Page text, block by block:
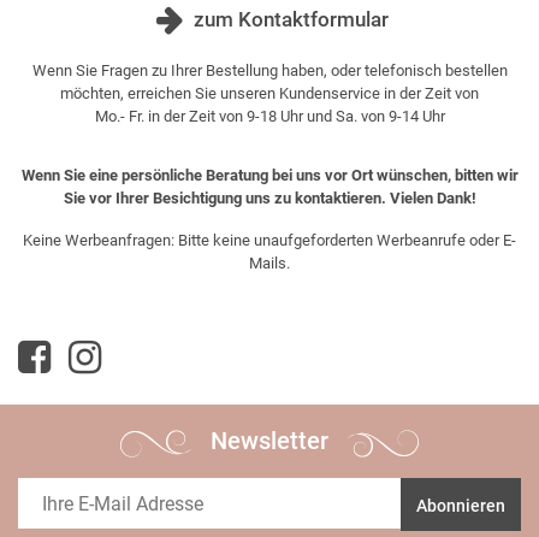
zum Kontaktformular
Wenn Sie Fragen zu Ihrer Bestellung haben, oder telefonisch bestellen
möchten, erreichen Sie unseren Kundenservice in der Zeit von
Mo.- Fr. in der Zeit von 9-18 Uhr und Sa. von 9-14 Uhr
Wenn Sie eine persönliche Beratung bei uns vor Ort wünschen, bitten wir
Sie vor Ihrer Besichtigung uns zu kontaktieren. Vielen Dank!
Keine Werbeanfragen: Bitte keine unaufgeforderten Werbeanrufe oder E-
Mails.
Newsletter
Abonnieren